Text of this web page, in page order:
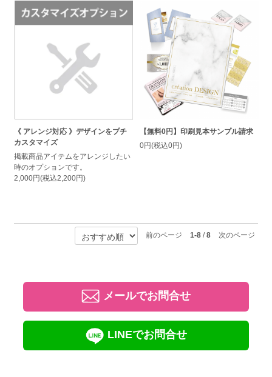
《 アレンジ対応 》デザインをプチ
カスタマイズ
掲載商品アイテムをアレンジしたい
時のオプションです。
2,000円(税込2,200円)
【無料0円】印刷見本サンプル請求
0円(税込0円)
前のページ 1-8/8 次のページ
メールでお問合せ
LINEでお問合せ